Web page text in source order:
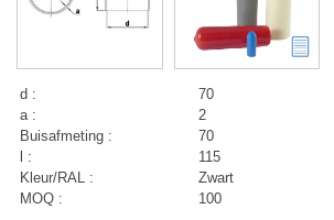
d :
70
a :
2
Buisafmeting :
70
l :
115
Kleur/RAL :
Zwart
MOQ :
100